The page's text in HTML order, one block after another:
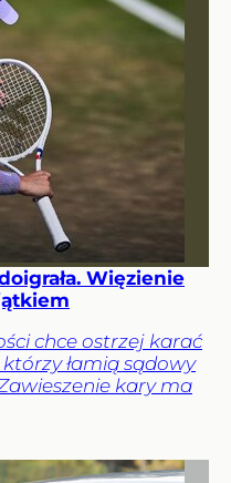
Więzienie
chce ostrzej karać
łamią sądowy
kary ma